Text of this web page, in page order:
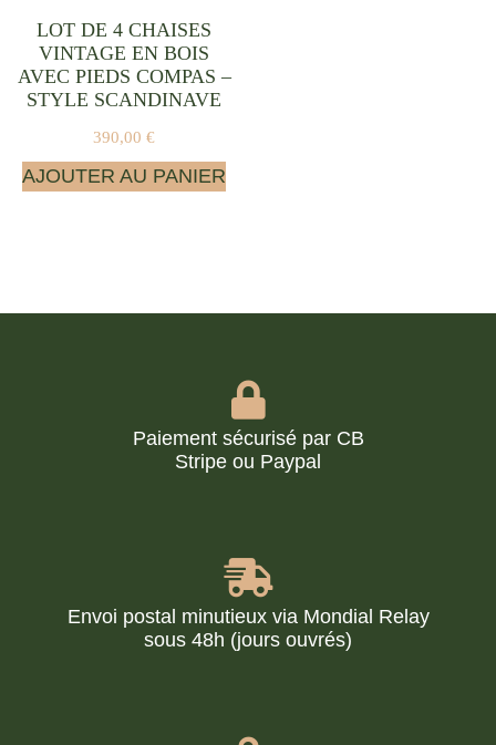
LOT DE 4 CHAISES
VINTAGE EN BOIS
AVEC PIEDS COMPAS –
STYLE SCANDINAVE
390,00 €
AJOUTER AU PANIER
Paiement sécurisé par CB
Stripe ou Paypal
Envoi postal minutieux via Mondial Relay
sous 48h (jours ouvrés)